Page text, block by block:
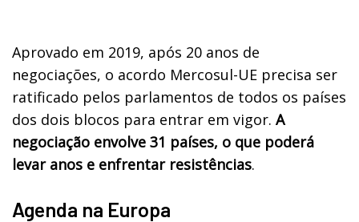
Aprovado em 2019, após 20 anos de
negociações, o acordo Mercosul-UE precisa ser
ratificado pelos parlamentos de todos os países
dos dois blocos para entrar em vigor. A
negociação envolve 31 países, o que poderá
levar anos e enfrentar resistências.
Agenda na Europa